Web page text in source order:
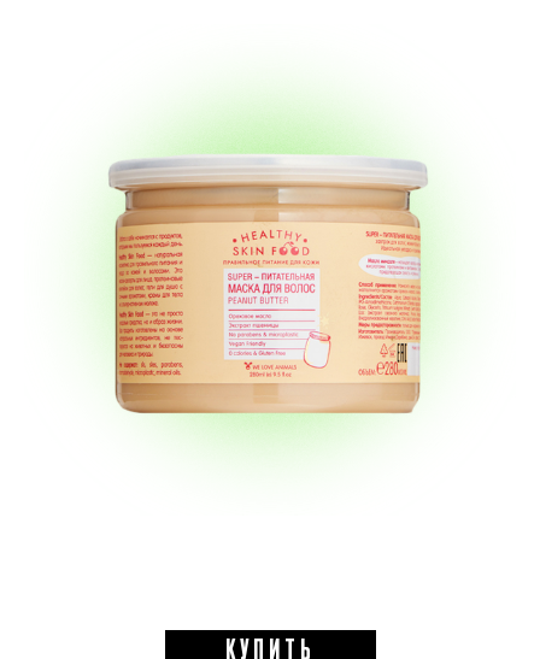
КУПИТЬ